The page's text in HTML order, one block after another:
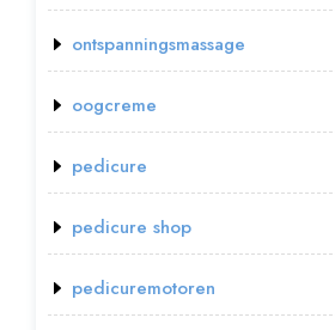
ontspanningsmassage
oogcreme
pedicure
pedicure shop
pedicuremotoren